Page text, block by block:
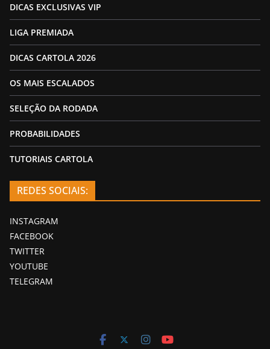
DICAS EXCLUSIVAS VIP
LIGA PREMIADA
DICAS CARTOLA 2026
OS MAIS ESCALADOS
SELEÇÃO DA RODADA
PROBABILIDADES
TUTORIAIS CARTOLA
REDES SOCIAIS:
INSTAGRAM
FACEBOOK
TWITTER
YOUTUBE
TELEGRAM